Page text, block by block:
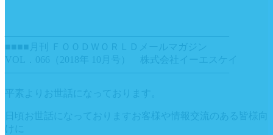
■■■■月刊 ＦＯＯＤＷＯＲＬＤメールマガジン
VOL．066（2018年 10月号） 株式会社イーエスケイ
平素よりお世話になっております。
日頃お世話になっておりますお客様や情報交流のある皆様向
けに